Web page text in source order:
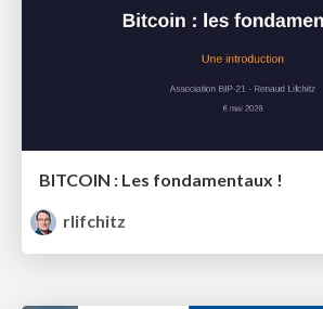
BITCOIN : Les fondamentaux !
rlifchitz